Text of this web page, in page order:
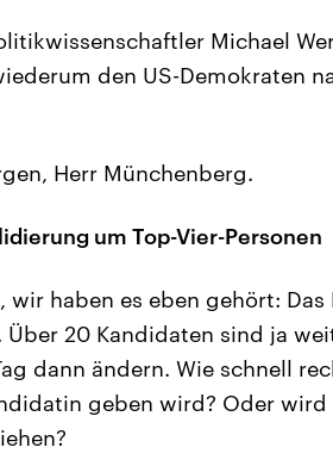
Michael
den US-Demokraten
Herr Münchenberg.
um Top-Vier-Personen
wir haben es eben gehört:
20 Kandidaten sind ja
dann ändern. Wie schnell
geben wird? Oder wird